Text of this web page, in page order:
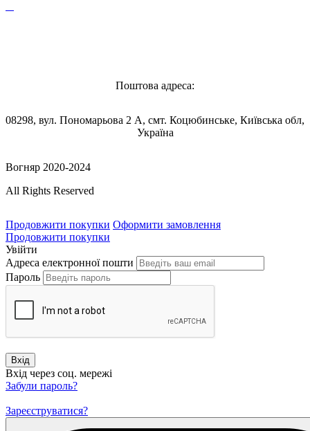
Поштова адреса:
08298, вул. Пономарьова 2 А, смт. Коцюбинське, Київська обл,
Україна
Вогняр 2020-2024
All Rights Reserved
Продовжити покупки Оформити замовлення
Продовжити покупки
Увійти
Адреса електронної пошти
Пароль
Вхід
Вхід через соц. мережі
Забули пароль?
Зареєструватися?